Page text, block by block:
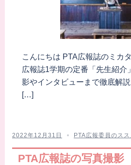
こんにちは PTA広報誌のミカ
広報誌1学期の定番「先生紹介
影やインタビューまで徹底解
[…]
2022年12月31日 PTA広報委員のスス
PTA広報誌の写真撮